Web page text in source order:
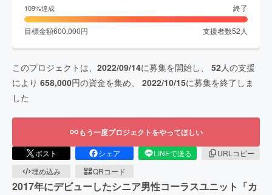
109%達成 終了
目標金額600,000円 支援者数52 人
このプロジェクトは、 2022/09/14に募集を開始し、 52人の支援
により 658,000円の資金を集め、 2022/10/15に募集を終了しま
した
もう一度プロジェクトをやってほしい
ポスト シェア LINEで送る
URLコピー
埋め込み
QRコード
2017年にデビューしたシニア男性コーラスユニット「カ